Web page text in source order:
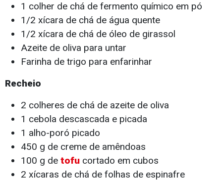
1 colher de chá de fermento químico em pó
1/2 xícara de chá de água quente
1/2 xícara de chá de óleo de girassol
Azeite de oliva para untar
Farinha de trigo para enfarinhar
Recheio
2 colheres de chá de azeite de oliva
1 cebola descascada e picada
1 alho-poró picado
450 g de creme de amêndoas
100 g de tofu cortado em cubos
2 xícaras de chá de folhas de espinafre